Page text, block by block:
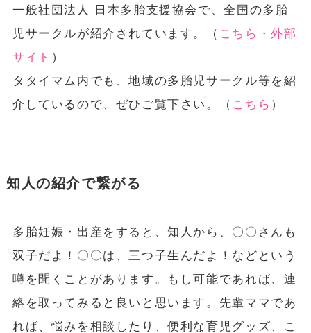
一般社団法人 日本多胎支援協会で、全国の多胎
児サークルが紹介されています。（ こちら・外部
サイト ）
タタイマム内でも、地域の多胎児サークル等を紹
介しているので、ぜひご覧下さい。（ こちら ）
知人の紹介で繋がる
多胎妊娠・出産をすると、知人から、〇〇さんも
双子だよ！〇〇は、三つ子生んだよ！などという
噂を聞くことがあります。もし可能であれば、連
絡を取ってみると良いと思います。先輩ママであ
れば、悩みを相談したり、便利な育児グッズ、こ